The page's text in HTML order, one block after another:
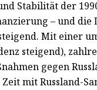
Stabilität der
– und
Mit einer
steigend),
gegen
mit Russland-